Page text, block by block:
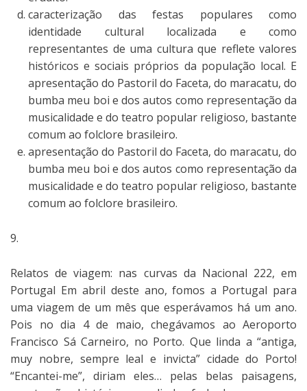
caracterização das festas populares como
identidade cultural localizada e como
representantes de uma cultura que reflete valores
históricos e sociais próprios da população local. E
apresentação do Pastoril do Faceta, do maracatu, do
bumba meu boi e dos autos como representação da
musicalidade e do teatro popular religioso, bastante
comum ao folclore brasileiro.
apresentação do Pastoril do Faceta, do maracatu, do
bumba meu boi e dos autos como representação da
musicalidade e do teatro popular religioso, bastante
comum ao folclore brasileiro.
9.
Relatos de viagem: nas curvas da Nacional 222, em
Portugal Em abril deste ano, fomos a Portugal para
uma viagem de um mês que esperávamos há um ano.
Pois no dia 4 de maio, chegávamos ao Aeroporto
Francisco Sá Carneiro, no Porto. Que linda a “antiga,
muy nobre, sempre leal e invicta” cidade do Porto!
“Encantei-me”, diriam eles… pelas belas paisagens,